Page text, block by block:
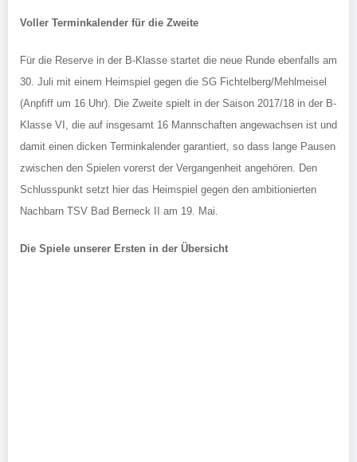
Voller Terminkalender für die Zweite
Für die Reserve in der B-Klasse startet die neue Runde ebenfalls am
30. Juli mit einem Heimspiel gegen die SG Fichtelberg/Mehlmeisel
(Anpfiff um 16 Uhr). Die Zweite spielt in der Saison 2017/18 in der B-
Klasse VI, die auf insgesamt 16 Mannschaften angewachsen ist und
damit einen dicken Terminkalender garantiert, so dass lange Pausen
zwischen den Spielen vorerst der Vergangenheit angehören. Den
Schlusspunkt setzt hier das Heimspiel gegen den ambitionierten
Nachbarn TSV Bad Berneck II am 19. Mai.
Die Spiele unserer Ersten in der Übersicht